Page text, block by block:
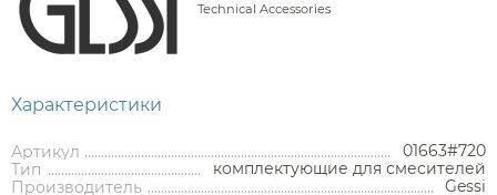
Technical Accessories
Характеристики
Артикул
01663#720
Тип
комплектующие для смесителей
Производитель
Gessi